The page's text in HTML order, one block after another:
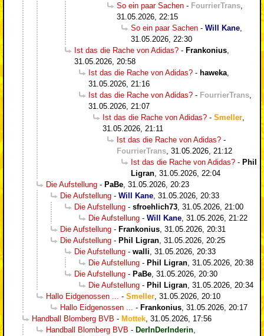
So ein paar Sachen - FourrierTrans,
31.05.2026, 22:15
So ein paar Sachen - Will Kane,
31.05.2026, 22:30
Ist das die Rache von Adidas? - Frankonius,
31.05.2026, 20:58
Ist das die Rache von Adidas? - haweka,
31.05.2026, 21:16
Ist das die Rache von Adidas? - FourrierTrans,
31.05.2026, 21:07
Ist das die Rache von Adidas? - Smeller,
31.05.2026, 21:11
Ist das die Rache von Adidas? -
FourrierTrans, 31.05.2026, 21:12
Ist das die Rache von Adidas? - Phil
Ligran, 31.05.2026, 22:04
Die Aufstellung - PaBe, 31.05.2026, 20:23
Die Aufstellung - Will Kane, 31.05.2026, 20:33
Die Aufstellung - sfroehlich73, 31.05.2026, 21:00
Die Aufstellung - Will Kane, 31.05.2026, 21:22
Die Aufstellung - Frankonius, 31.05.2026, 20:31
Die Aufstellung - Phil Ligran, 31.05.2026, 20:25
Die Aufstellung - walli, 31.05.2026, 20:33
Die Aufstellung - Phil Ligran, 31.05.2026, 20:38
Die Aufstellung - PaBe, 31.05.2026, 20:30
Die Aufstellung - Phil Ligran, 31.05.2026, 20:34
Hallo Eidgenossen ... - Smeller, 31.05.2026, 20:10
Hallo Eidgenossen ... - Frankonius, 31.05.2026, 20:17
Handball Blomberg BVB - Mottek, 31.05.2026, 17:56
Handball Blomberg BVB - DerInDerInderin,